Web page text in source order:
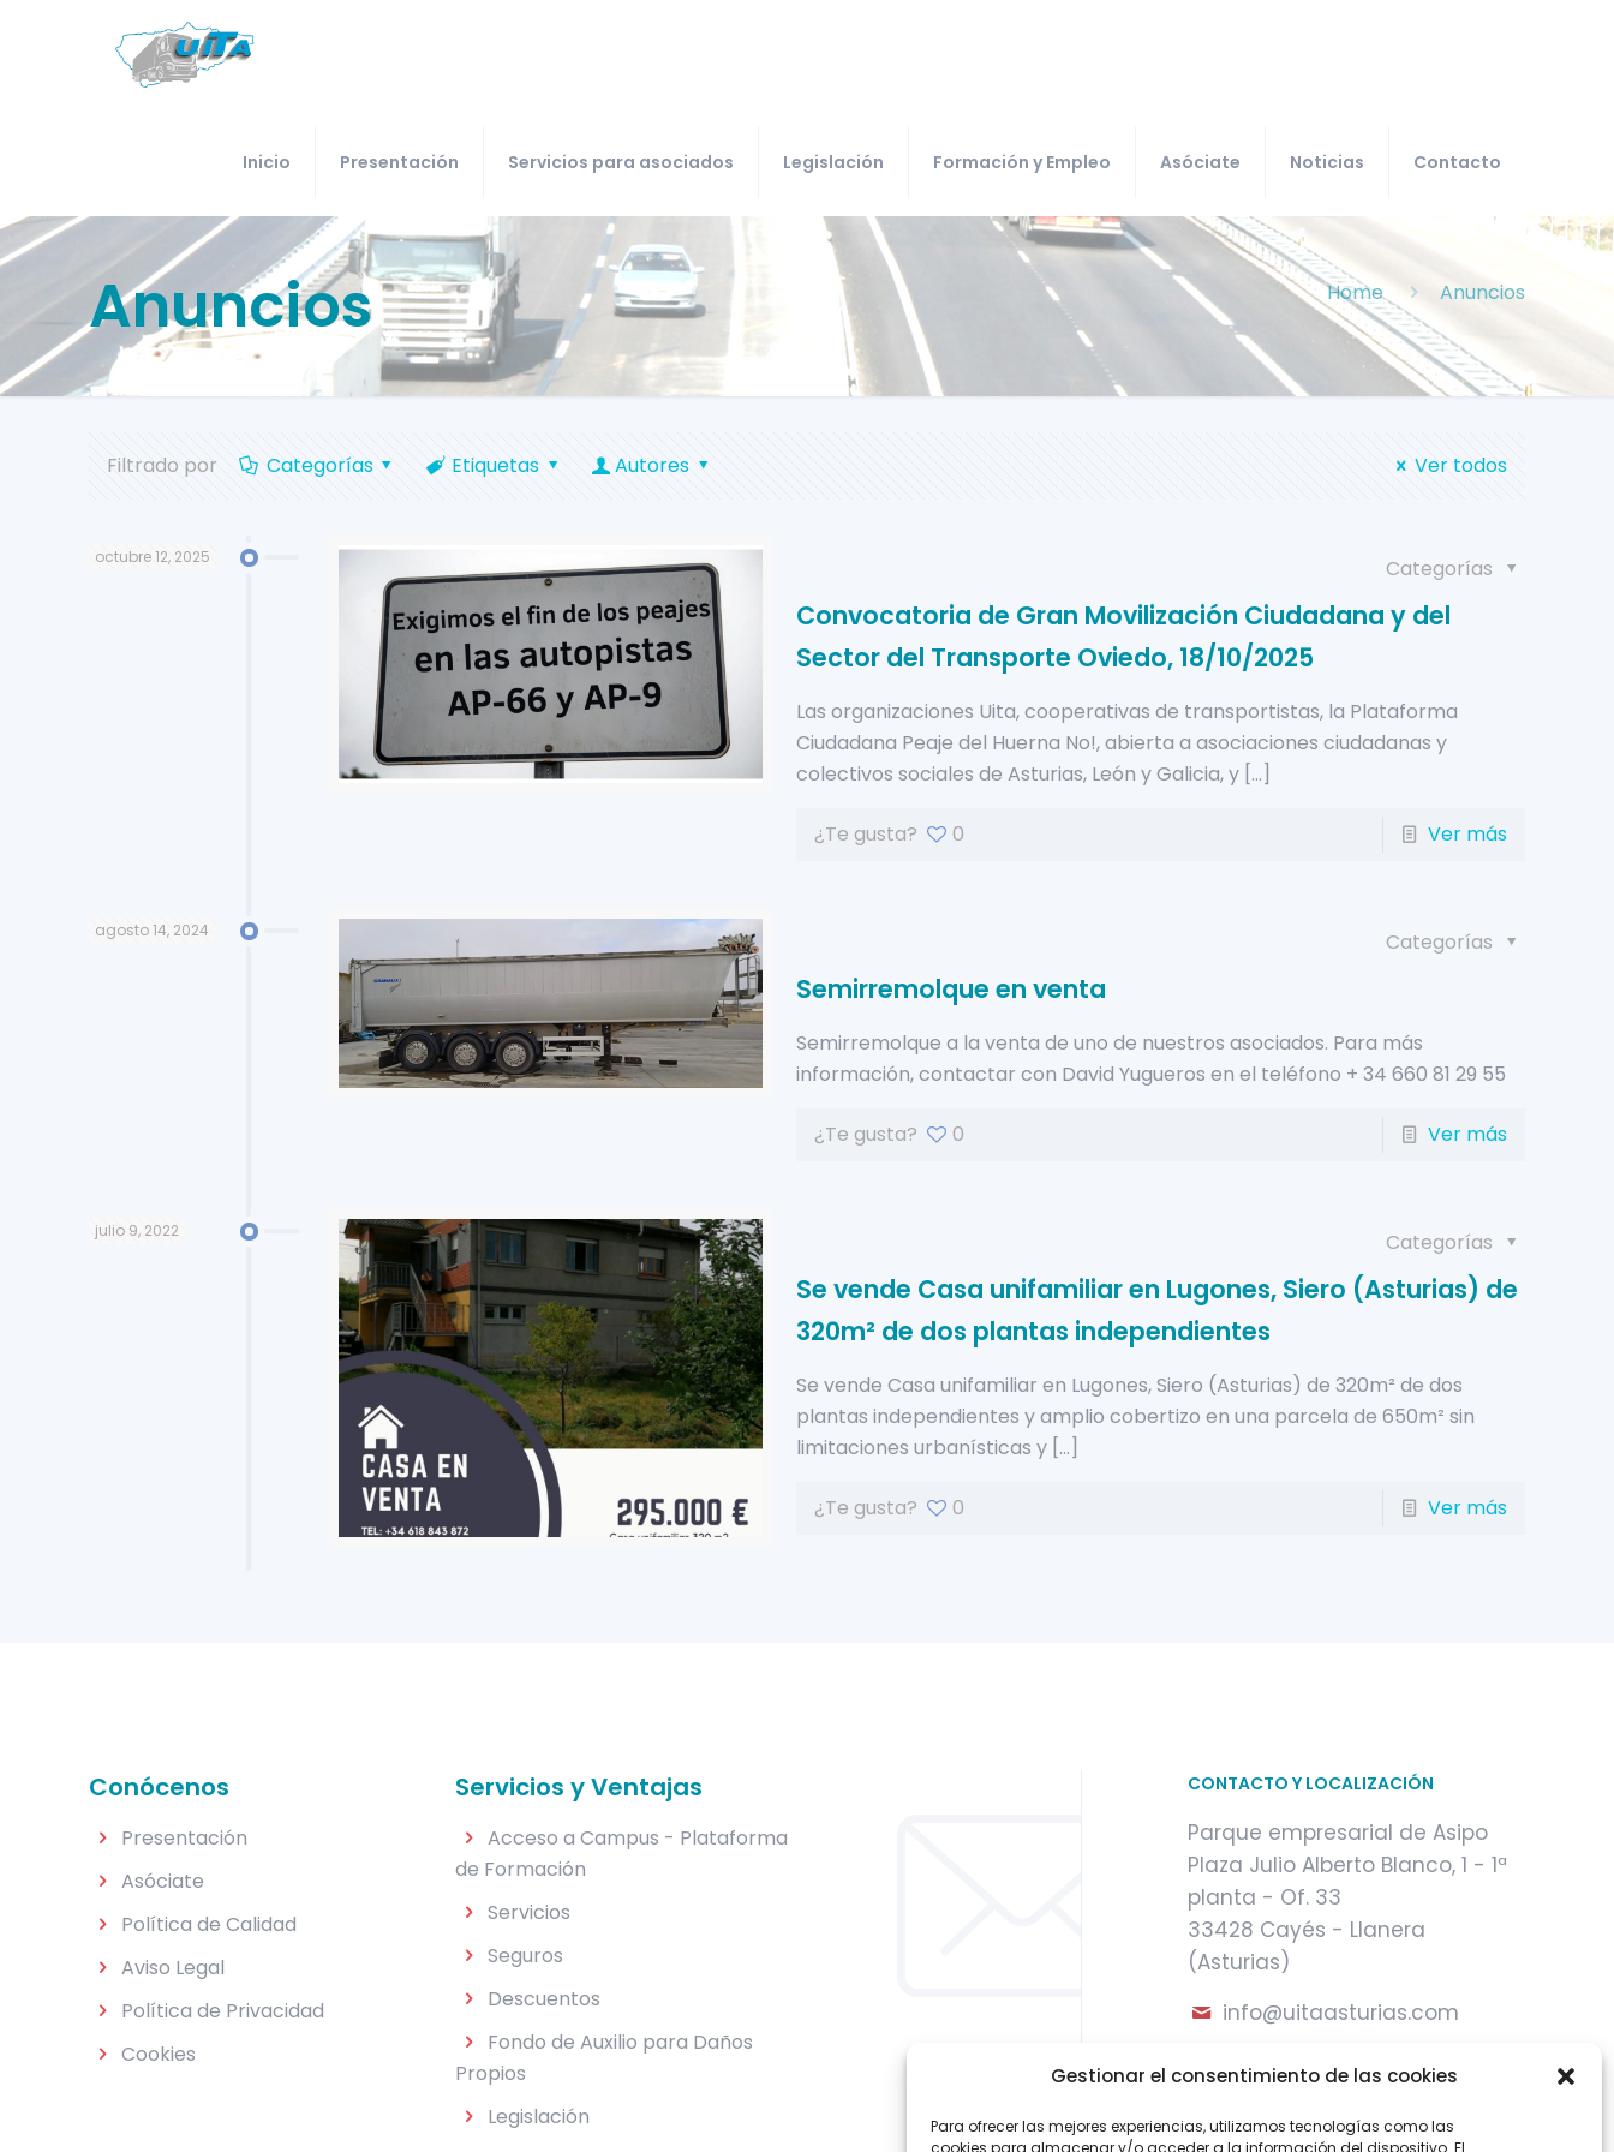
Gestionar el consentimiento de las cookies
Para ofrecer las mejores experiencias, utilizamos tecnologías como las
cookies para almacenar y/o acceder a la información del dispositivo. El
Inicio Presentación Servicios para asociados Legislación Formación y Empleo Asóciate Noticias Contacto
Anuncios Home Anuncios
Filtrado por Categorías Etiquetas Autores Ver todos
octubre 12, 2025 Categorías
Convocatoria de Gran Movilización Ciudadana y del
Sector del Transporte Oviedo, 18/10/2025
Las organizaciones Uita, cooperativas de transportistas, la Plataforma
Ciudadana Peaje del Huerna No!, abierta a asociaciones ciudadanas y
colectivos sociales de Asturias, León y Galicia, y[…]
¿Te gusta? 0 Ver más
agosto 14, 2024 Categorías
Semirremolque en venta
Semirremolque a la venta de uno de nuestros asociados. Para más
información, contactar con David Yugueros en el teléfono + 34 660 81 29 55
¿Te gusta? 0 Ver más
julio 9, 2022 Categorías
Se vende Casa unifamiliar en Lugones, Siero (Asturias) de
320m² de dos plantas independientes
Se vende Casa unifamiliar en Lugones, Siero (Asturias) de 320m² de dos
plantas independientes y amplio cobertizo en una parcela de 650m² sin
limitaciones urbanísticas y[…]
¿Te gusta? 0 Ver más
Conócenos
Presentación
Asóciate
Política de Calidad
Aviso Legal
Política de Privacidad
Cookies
Servicios y Ventajas
Acceso a Campus - Plataforma
de Formación
Servicios
Seguros
Descuentos
Fondo de Auxilio para Daños
Propios
Legislación
CONTACTO Y LOCALIZACIÓN
Parque empresarial de Asipo
Plaza Julio Alberto Blanco, 1 - 1ª
planta - Of. 33
33428 Cayés - Llanera
(Asturias)
info@uitaasturias.com
985 741 141 Móvil: 639 711 231 /